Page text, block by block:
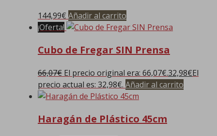
144,99€ Añadir al carrito
¡Oferta!
Cubo de Fregar SIN Prensa
66,07€ El precio original era: 66,07€.32,98€El
precio actual es: 32,98€. Añadir al carrito
Haragán de Plástico 45cm